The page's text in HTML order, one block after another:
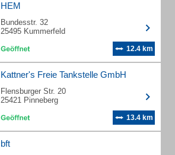
HEM
Bundesstr. 32
25495 Kummerfeld
12.4 km
Kattner's Freie Tankstelle GmbH
Flensburger Str. 20
25421 Pinneberg
13.4 km
bft